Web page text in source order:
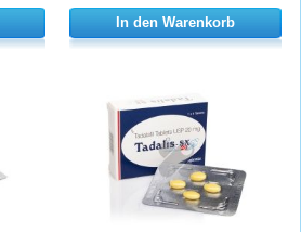
In den Warenkorb